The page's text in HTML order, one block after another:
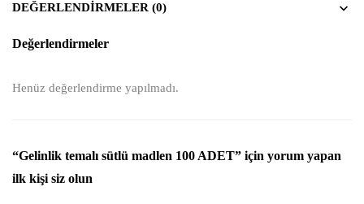
DEĞERLENDIRMELER (0)
Değerlendirmeler
Henüz değerlendirme yapılmadı.
“Gelinlik temalı sütlü madlen 100 ADET” için yorum yapan
ilk kişi siz olun